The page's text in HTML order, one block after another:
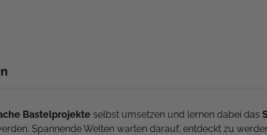
Bastelprojekte selbst umsetzen und lernen dabei das
Spannende Welten warten darauf, entdeckt zu